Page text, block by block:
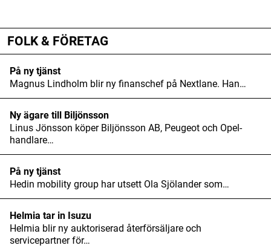
FOLK & FÖRETAG
På ny tjänst
Magnus Lindholm blir ny finanschef på Nextlane. Han…
Ny ägare till Biljönsson
Linus Jönsson köper Biljönsson AB, Peugeot och Opel-
handlare…
På ny tjänst
Hedin mobility group har utsett Ola Sjölander som…
Helmia tar in Isuzu
Helmia blir ny auktoriserad återförsäljare och
servicepartner för…